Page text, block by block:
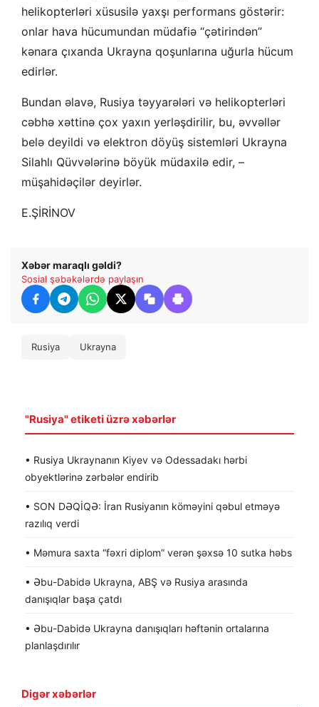
helikopterləri xüsusilə yaxşı performans göstərir:
onlar hava hücumundan müdafiə “çətirindən”
kənara çıxanda Ukrayna qoşunlarına uğurla hücum
edirlər.
Bundan əlavə, Rusiya təyyarələri və helikopterləri
cəbhə xəttinə çox yaxın yerləşdirilir, bu, əvvəllər
belə deyildi və elektron döyüş sistemləri Ukrayna
Silahlı Qüvvələrinə böyük müdaxilə edir, –
müşahidəçilər deyirlər.
E.ŞİRİNOV
Xəbər maraqlı gəldi?
Sosial şəbəkələrdə paylaşın
Rusiya Ukrayna
"Rusiya" etiketi üzrə xəbərlər
• Rusiya Ukraynanın Kiyev və Odessadakı hərbi
obyektlərinə zərbələr endirib
• SON DƏQİQƏ: İran Rusiyanın köməyini qəbul etməyə
razılıq verdi
• Məmura saxta “fəxri diplom” verən şəxsə 10 sutka həbs
• Əbu-Dabidə Ukrayna, ABŞ və Rusiya arasında
danışıqlar başa çatdı
• Əbu-Dabidə Ukrayna danışıqları həftənin ortalarına
planlaşdırılır
Digər xəbərlər